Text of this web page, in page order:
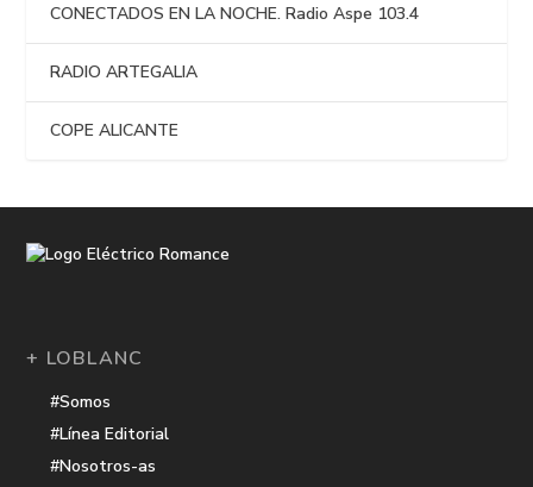
CONECTADOS EN LA NOCHE. Radio Aspe 103.4
RADIO ARTEGALIA
COPE ALICANTE
+ LOBLANC
#Somos
#Línea Editorial
#Nosotros-as